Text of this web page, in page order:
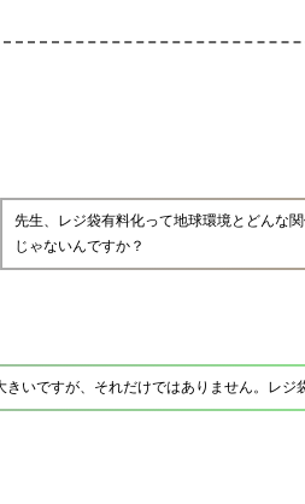
先生、レジ袋有料化って地球環境とどんな
じゃないんですか？
いですが、それだけではありません。レ